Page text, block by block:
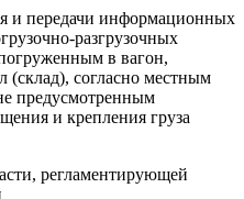
и передачи информационных
разгрузочных
в вагон,
(склад), согласно местным
предусмотренным
и крепления груза
регламентирующей